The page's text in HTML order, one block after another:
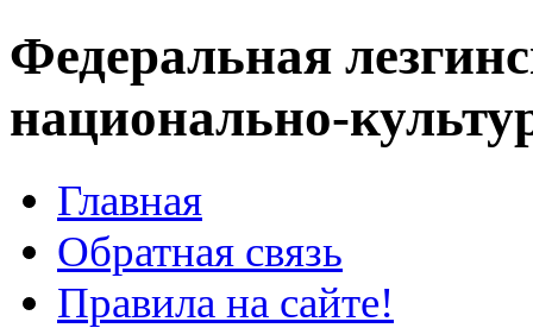
Федеральная
национально-
Главная
Обратная связь
Правила на сайте!